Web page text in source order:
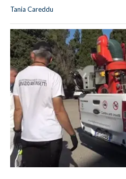
Tania Careddu